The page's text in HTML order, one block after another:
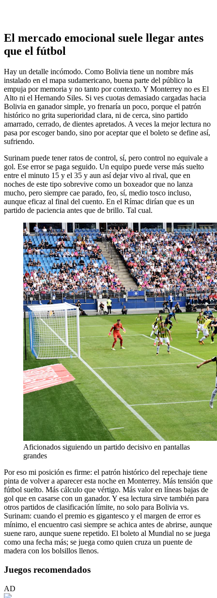
El mercado emocional suele llegar antes
que el fútbol
Hay un detalle incómodo. Como Bolivia tiene un nombre más
instalado en el mapa sudamericano, buena parte del público la
empuja por memoria y no tanto por contexto. Y Monterrey no es El
Alto ni el Hernando Siles. Si ves cuotas demasiado cargadas hacia
Bolivia en ganador simple, yo frenaría un poco, porque el patrón
histórico no grita superioridad clara, ni de cerca, sino partido
amarrado, cerrado, de dientes apretados. A veces la mejor lectura no
pasa por escoger bando, sino por aceptar que el boleto se define así,
sufriendo.
Surinam puede tener ratos de control, sí, pero control no equivale a
gol. Ese error se paga seguido. Un equipo puede verse más suelto
entre el minuto 15 y el 35 y aun así dejar vivo al rival, que en
noches de este tipo sobrevive como un boxeador que no lanza
mucho, pero siempre cae parado, feo, sí, medio tosco incluso,
aunque eficaz al final del cuento. En el Rímac dirían que es un
partido de paciencia antes que de brillo. Tal cual.
Aficionados siguiendo un partido decisivo en pantallas
grandes
Por eso mi posición es firme: el patrón histórico del repechaje tiene
pinta de volver a aparecer esta noche en Monterrey. Más tensión que
fútbol suelto. Más cálculo que vértigo. Más valor en líneas bajas de
gol que en casarse con un ganador. Y esa lectura sirve también para
otros partidos de clasificación límite, no solo para Bolivia vs.
Surinam: cuando el premio es gigantesco y el margen de error es
mínimo, el encuentro casi siempre se achica antes de abrirse, aunque
suene raro, aunque suene repetido. El boleto al Mundial no se juega
como una fecha más; se juega como quien cruza un puente de
madera con los bolsillos llenos.
Juegos recomendados
AD